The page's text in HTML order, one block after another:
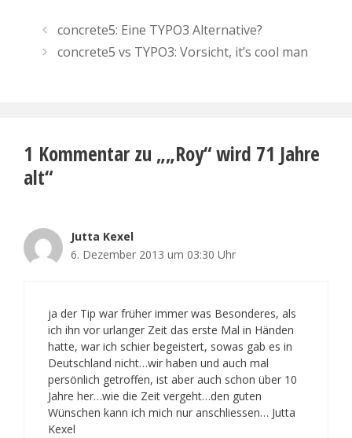
concrete5: Eine TYPO3 Alternative?
concrete5 vs TYPO3: Vorsicht, it’s cool man
1 Kommentar zu „„Roy“ wird 71 Jahre
alt“
Jutta Kexel
6. Dezember 2013 um 03:30 Uhr
ja der Tip war früher immer was Besonderes, als
ich ihn vor urlanger Zeit das erste Mal in Händen
hatte, war ich schier begeistert, sowas gab es in
Deutschland nicht…wir haben und auch mal
persönlich getroffen, ist aber auch schon über 10
Jahre her…wie die Zeit vergeht…den guten
Wünschen kann ich mich nur anschliessen… Jutta
Kexel